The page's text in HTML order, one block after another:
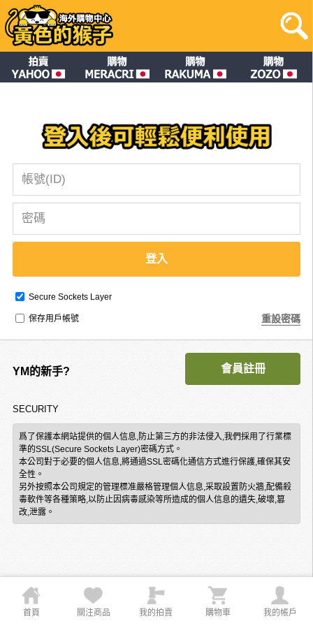
首頁 關注商品 我的拍賣 購物車 我的帳戶
登入
Secure Sockets Layer
保存用戶帳號 重設密碼
YM的新手? 會員註冊
SECURITY
爲了保護本網站提供的個人信息,防止第三方的非法侵入,我們採用了行業標
準的SSL(Secure Sockets Layer)密碼方式。
本公司對于必要的個人信息,將通過SSL密碼化通信方式進行保護,確保其安
全性。
另外按照本公司規定的管理標准嚴格管理個人信息,采取設置防火牆,配備殺
毒軟件等各種策略,以防止因病毒感染等所造成的個人信息的遺失,破壞,篡
改,泄露。